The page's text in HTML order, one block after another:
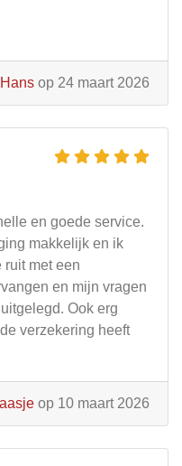
Hans op 24 maart 2026
en goede service.
makkelijk en ik
met een
en mijn vragen
Ook erg
verzekering heeft
op 10 maart 2026